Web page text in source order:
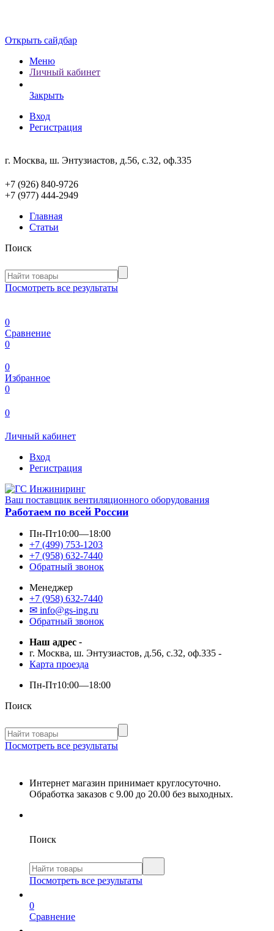
Открыть сайдбар
Меню
Личный кабинет
Закрыть
Вход
Регистрация
г. Москва, ш. Энтузиастов, д.56, с.32, оф.335
+7 (926) 840-9726
+7 (977) 444-2949
Главная
Статьи
Поиск
Посмотреть все результаты
0
Сравнение
0
0
Избранное
0
0
Личный кабинет
Вход
Регистрация
Ваш поставщик вентиляционного оборудования
Работаем по всей России
Пн-Пт10:00—18:00
+7 (499) 753-1203
+7 (958) 632-7440
Обратный звонок
Менеджер
+7 (958) 632-7440
✉ info@gs-ing.ru
Обратный звонок
Наш адрес -
г. Москва, ш. Энтузиастов, д.56, с.32, оф.335 -
Карта проезда
Пн-Пт10:00—18:00
Поиск
Посмотреть все результаты
Интернет магазин принимает круглосуточно.
Обработка заказов с 9.00 до 20.00 без выходных.
Поиск
Посмотреть все результаты
0
Сравнение